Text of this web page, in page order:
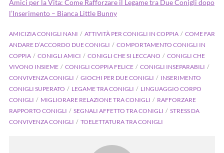
Amici per la Vita: Come Rafforzare il Legame tra Due Conigli dopo
l’Inserimento – Bianca Little Bunny
AMICIZIA CONIGLI NANI ATTIVITÀ PER CONIGLI IN COPPIA
COME FAR
ANDARE D’ACCORDO DUE CONIGLI
COMPORTAMENTO CONIGLI IN
COPPIA
CONIGLI AMICI CONIGLI CHE SI LECCANO
CONIGLI CHE
VIVONO INSIEME
CONIGLI COPPIA FELICE
CONIGLI INSEPARABILI
CONVIVENZA CONIGLI
GIOCHI PER DUE CONIGLI
INSERIMENTO
CONIGLI SUPERATO
LEGAME TRA CONIGLI
LINGUAGGIO CORPO
CONIGLI
MIGLIORARE RELAZIONE TRA CONIGLI
RAFFORZARE
RAPPORTO CONIGLI
SEGNALI AFFETTO TRA CONIGLI
STRESS DA
CONVIVENZA CONIGLI
TOELETTATURA TRA CONIGLI